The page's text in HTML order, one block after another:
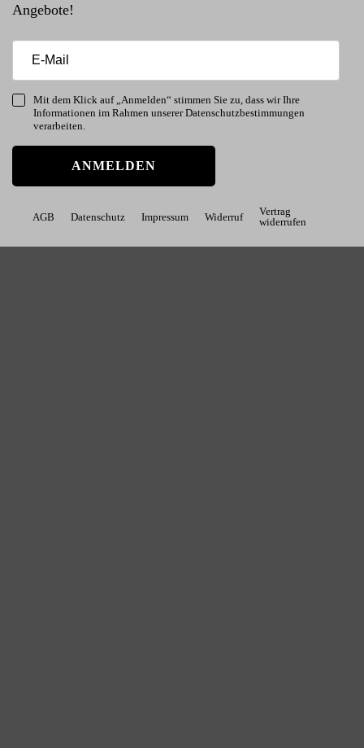
Angebote!
Mit dem Klick auf „Anmelden“ stimmen Sie zu, dass wir Ihre
Informationen im Rahmen unserer Datenschutzbestimmungen
verarbeiten.
ANMELDEN
AGB Datenschutz Impressum Widerruf
Vertrag
widerrufen